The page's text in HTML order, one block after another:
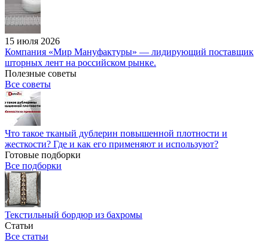
15 июля 2026
Компания «Мир Мануфактуры» — лидирующий поставщик
шторных лент на российском рынке.
Полезные советы
Все советы
Что такое тканый дублерин повышенной плотности и
жесткости? Где и как его применяют и используют?
Готовые подборки
Все подборки
Текстильный бордюр из бахромы
Статьи
Все статьи